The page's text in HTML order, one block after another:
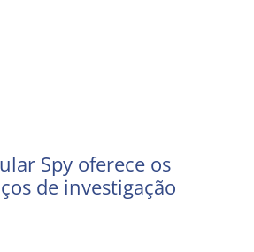
Spy oferece os
de investigação